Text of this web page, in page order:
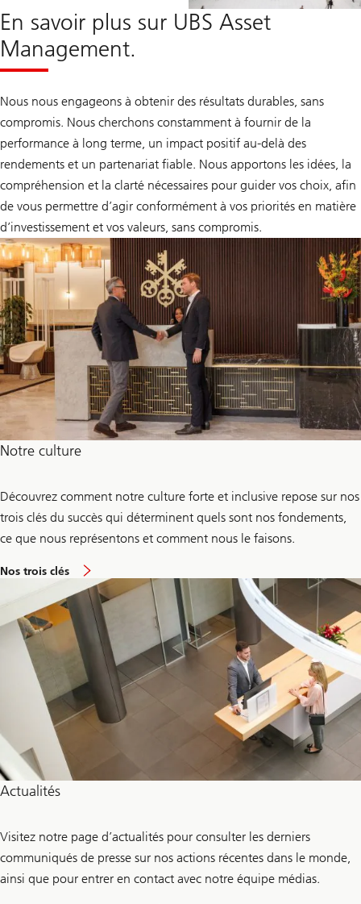
En savoir plus sur UBS Asset
Management.
Nous nous engageons à obtenir des résultats durables, sans
compromis. Nous cherchons constamment à fournir de la
performance à long terme, un impact positif au-delà des
rendements et un partenariat fiable. Nous apportons les idées, la
compréhension et la clarté nécessaires pour guider vos choix, afin
de vous permettre d’agir conformément à vos priorités en matière
d’investissement et vos valeurs, sans compromis.
Notre culture
Découvrez comment notre culture forte et inclusive repose sur nos
trois clés du succès qui déterminent quels sont nos fondements,
ce que nous représentons et comment nous le faisons.
Nos trois clés
Actualités
Visitez notre page d’actualités pour consulter les derniers
communiqués de presse sur nos actions récentes dans le monde,
ainsi que pour entrer en contact avec notre équipe médias.